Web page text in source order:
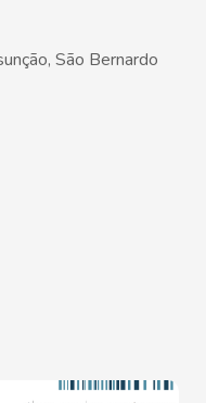
São Bernardo